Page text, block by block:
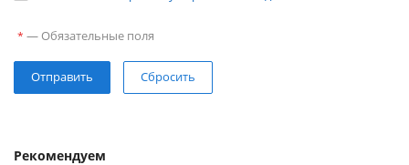
* — Обязательные поля
Сбросить
Рекомендуем